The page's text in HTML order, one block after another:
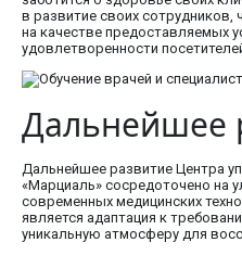
в развитие своих сотрудников,
на качестве предоставляемых
удовлетворенности
Дальнейшее
Дальнейшее развитие Центра
«Марциаль» сосредоточено на
современных медицинских
является адаптация к
уникальную атмосферу для